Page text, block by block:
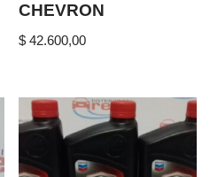
CHEVRON
$ 42.600,00